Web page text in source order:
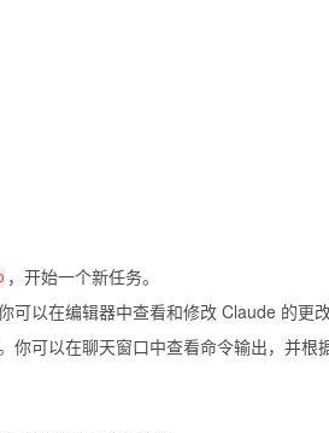
，开始一个新任务。
可以在编辑器中查看和修改 Claude 的更
你可以在聊天窗口中查看命令输出，并根